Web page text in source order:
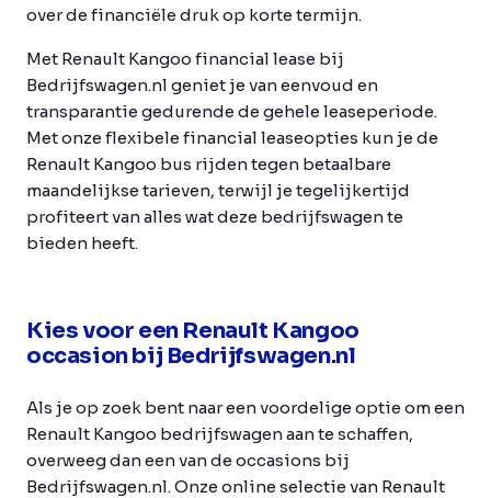
over de financiële druk op korte termijn.
Met Renault Kangoo financial lease bij
Bedrijfswagen.nl geniet je van eenvoud en
transparantie gedurende de gehele leaseperiode.
Met onze flexibele financial leaseopties kun je de
Renault Kangoo bus rijden tegen betaalbare
maandelijkse tarieven, terwijl je tegelijkertijd
profiteert van alles wat deze bedrijfswagen te
bieden heeft.
Kies voor een Renault Kangoo
occasion bij Bedrijfswagen.nl
Als je op zoek bent naar een voordelige optie om een
Renault Kangoo bedrijfswagen aan te schaffen,
overweeg dan een van de occasions bij
Bedrijfswagen.nl. Onze online selectie van Renault